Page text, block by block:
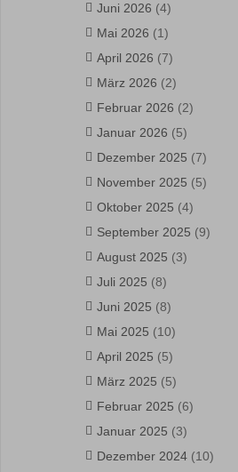
Juni 2026 (4)
Mai 2026 (1)
April 2026 (7)
März 2026 (2)
Februar 2026 (2)
Januar 2026 (5)
Dezember 2025 (7)
November 2025 (5)
Oktober 2025 (4)
September 2025 (9)
August 2025 (3)
Juli 2025 (8)
Juni 2025 (8)
Mai 2025 (10)
April 2025 (5)
März 2025 (5)
Februar 2025 (6)
Januar 2025 (3)
Dezember 2024 (10)